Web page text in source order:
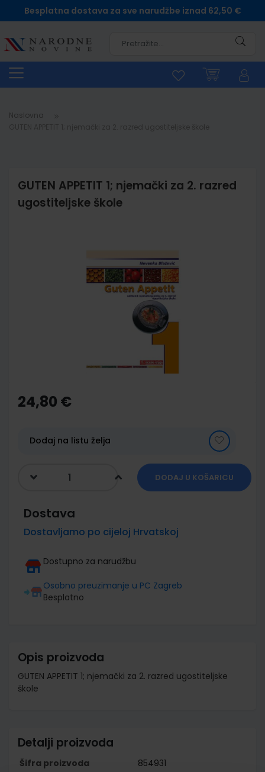
Besplatna dostava za sve narudžbe iznad 62,50 €
Naslovna
GUTEN APPETIT 1; njemački za 2. razred
ugostiteljske škole
the
beginning
gallery
24,80 €
Dodaj na listu želja
DODAJ U KOŠARICU
Dostava
Dostavljamo po cijeloj Hrvatskoj
Dostupno za narudžbu
Osobno preuzimanje u PC Zagreb
Besplatno
Opis proizvoda
GUTEN APPETIT 1; njemački za 2. razred ugostiteljske
škole
Detalji proizvoda
Šifra proizvoda
854931